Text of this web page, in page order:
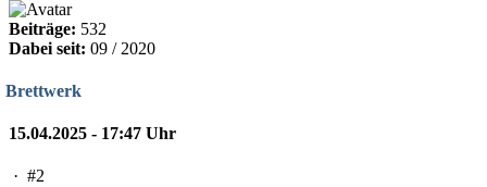
Beiträge: 532
Dabei seit: 09 / 2020
Brettwerk
15.04.2025 - 17:47 Uhr
· #2